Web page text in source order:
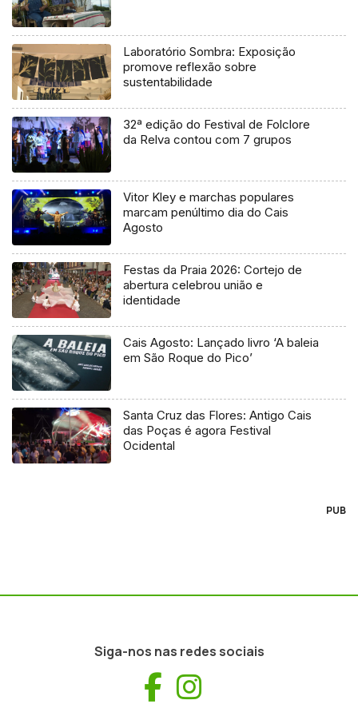
Laboratório Sombra: Exposição
promove reflexão sobre
sustentabilidade
32ª edição do Festival de Folclore
da Relva contou com 7 grupos
Vitor Kley e marchas populares
marcam penúltimo dia do Cais
Agosto
Festas da Praia 2026: Cortejo de
abertura celebrou união e
identidade
Cais Agosto: Lançado livro ‘A baleia
em São Roque do Pico’
Santa Cruz das Flores: Antigo Cais
das Poças é agora Festival
Ocidental
PUB
Siga-nos nas redes sociais
Facebook